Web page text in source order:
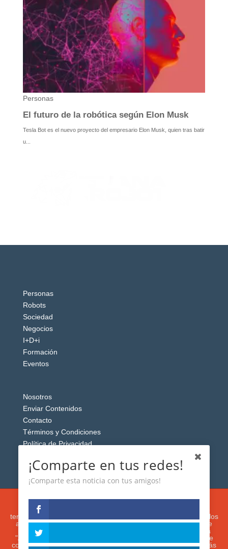
Personas
Robots
Sociedad
Negocios
I+D+i
Formación
Eventos
Nosotros
Enviar Contenidos
Contacto
Términos y Condiciones
Política de Privacidad
Esta web usa cookies analíticas y publicitarias (propias y de
terceros) para analizar el tráfico y personalizar el contenido y los
anuncios que le mostremos de acuerdo con su navegación e
intereses, buscando así mejorar su experiencia. Si presiona
"Aceptar" o continúa navegando, acepta su utilización. Puede
configurar o rechazar su uso presionando "Configuración". Más
¡Comparte en tus redes!
¡Comparte esta noticia con tus amigos!